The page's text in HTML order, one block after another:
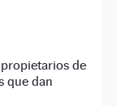
de
que dan